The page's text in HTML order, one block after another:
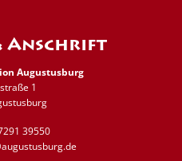
Anschrift
Augustusburg
1
39550